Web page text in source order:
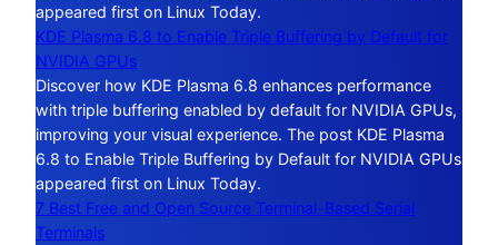
appeared first on Linux Today.
KDE Plasma 6.8 to Enable Triple Buffering by Default for
NVIDIA GPUs
Discover how KDE Plasma 6.8 enhances performance
with triple buffering enabled by default for NVIDIA GPUs,
improving your visual experience. The post KDE Plasma
6.8 to Enable Triple Buffering by Default for NVIDIA GPUs
appeared first on Linux Today.
7 Best Free and Open Source Terminal-Based Serial
Terminals